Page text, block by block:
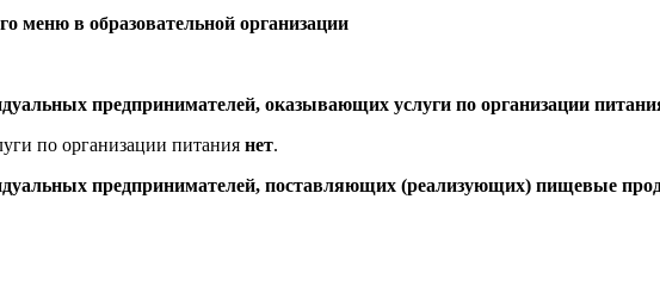
меню в образовательной организации
предпринимателей, оказывающих услуги по организации
по организации питания нет.
предпринимателей, поставляющих (реализующих) пищевые